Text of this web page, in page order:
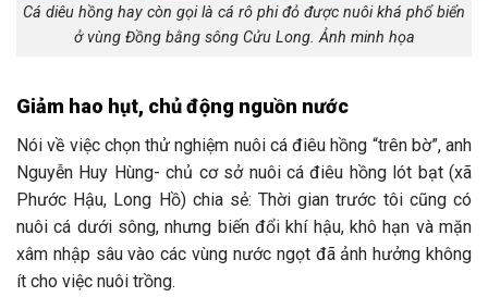
Cá diêu hồng hay còn gọi là cá rô phi đỏ được nuôi khá phổ biển
ở vùng Đồng bằng sông Cửu Long. Ảnh minh họa
Giảm hao hụt, chủ động nguồn nước
Nói về việc chọn thử nghiệm nuôi cá điêu hồng “trên bờ”, anh
Nguyễn Huy Hùng- chủ cơ sở nuôi cá điêu hồng lót bạt (xã
Phước Hậu, Long Hồ) chia sẻ: Thời gian trước tôi cũng có
nuôi cá dưới sông, nhưng biến đổi khí hậu, khô hạn và mặn
xâm nhập sâu vào các vùng nước ngọt đã ảnh hưởng không
ít cho việc nuôi trồng.